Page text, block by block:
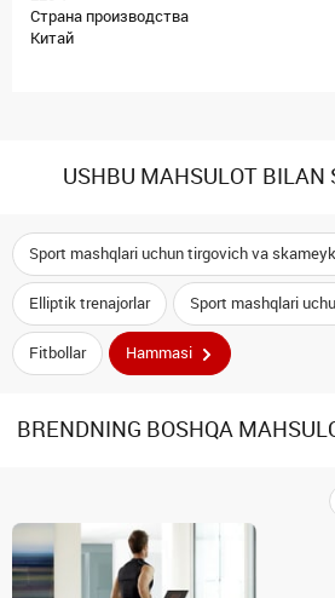
Страна производства
Китай
USHBU MAHSULOT BILAN
Sport mashqlari uchun tirgovich va
Elliptik trenajorlar Sport mashqlari
Fitbollar Hammasi
BRENDNING BOSHQA